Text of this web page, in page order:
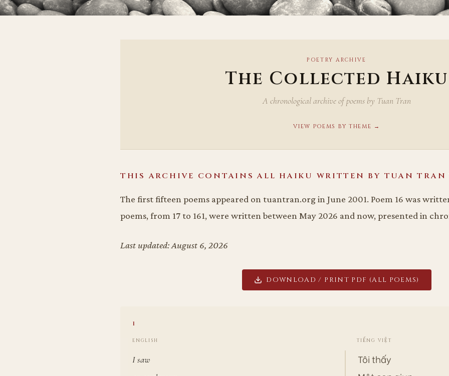
POETRY ARCHIVE
The Collected Haiku
A chronological archive of poems by Tuan Tran
VIEW POEMS BY THEME →
THIS ARCHIVE CONTAINS ALL HAIKU WRITTEN BY TUAN TRAN
The first fifteen poems appeared on tuantran.org in June 2001. Poem 16 was
poems, from 17 to 161, were written between May 2026 and now, presented in
Last updated: August 6, 2026
DOWNLOAD / PRINT PDF (ALL POEMS)
1
ENGLISH
I saw
TIẾNG VIỆT
Tôi thấy